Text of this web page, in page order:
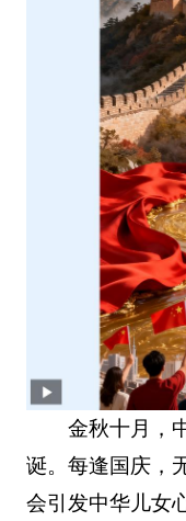
金秋十月，
诞。每逢国庆，
会引发中华儿女